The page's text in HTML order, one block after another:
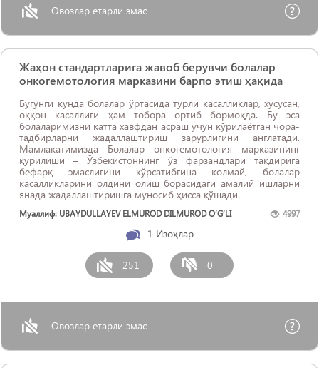
Овозлар етарли эмас
Жаҳон стандартларига жавоб берувчи болалар
онкогемотология марказини барпо этиш ҳақида
Бугунги кунда болалар ўртасида турли касалликлар, хусусан,
оққон касаллиги ҳам тобора ортиб бормоқда. Бу эса
болаларимизни катта хавфдан асраш учун кўрилаётган чора-
тадбирларни жадаллаштириш зарурлигини англатади.
Мамлакатимизда Болалар онкогемотология марказининг
қурилиши – Ўзбекистоннинг ўз фарзандлари тақдирига
бефарқ эмаслигини кўрсатибгина қолмай, болалар
касалликларини олдини олиш борасидаги амалий ишларни
янада жадаллаштиришга муносиб ҳисса қўшади.
Муаллиф: UBAYDULLAYEV ELMUROD DILMUROD O‘G‘LI 4997
1 Изоҳлар
251 0
Овозлар етарли эмас